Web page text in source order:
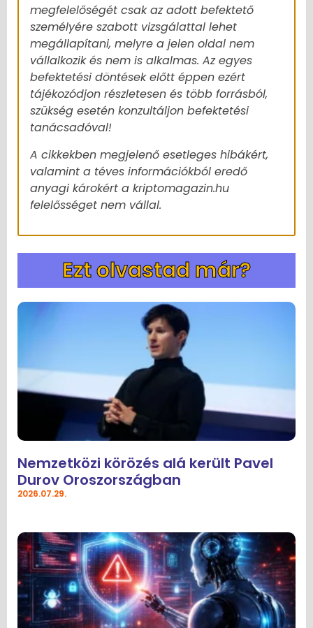
megfelelőségét csak az adott befektető
személyére szabott vizsgálattal lehet
megállapítani, melyre a jelen oldal nem
vállalkozik és nem is alkalmas. Az egyes
befektetési döntések előtt éppen ezért
tájékozódjon részletesen és több forrásból,
szükség esetén konzultáljon befektetési
tanácsadóval!
A cikkekben megjelenő esetleges hibákért,
valamint a téves információkból eredő
anyagi károkért a kriptomagazin.hu
felelősséget nem vállal.
Ezt olvastad már?
Nemzetközi körözés alá került Pavel
Durov Oroszországban
2026.07.29.